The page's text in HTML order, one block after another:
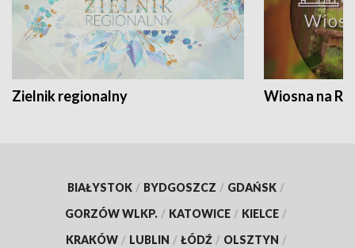
Zielnik regionalny Wiosna na
BIAŁYSTOK / BYDGOSZCZ / GDAŃSK /
GORZÓW WLKP. / KATOWICE / KIELCE /
KRAKÓW / LUBLIN / ŁÓDŹ / OLSZTYN /